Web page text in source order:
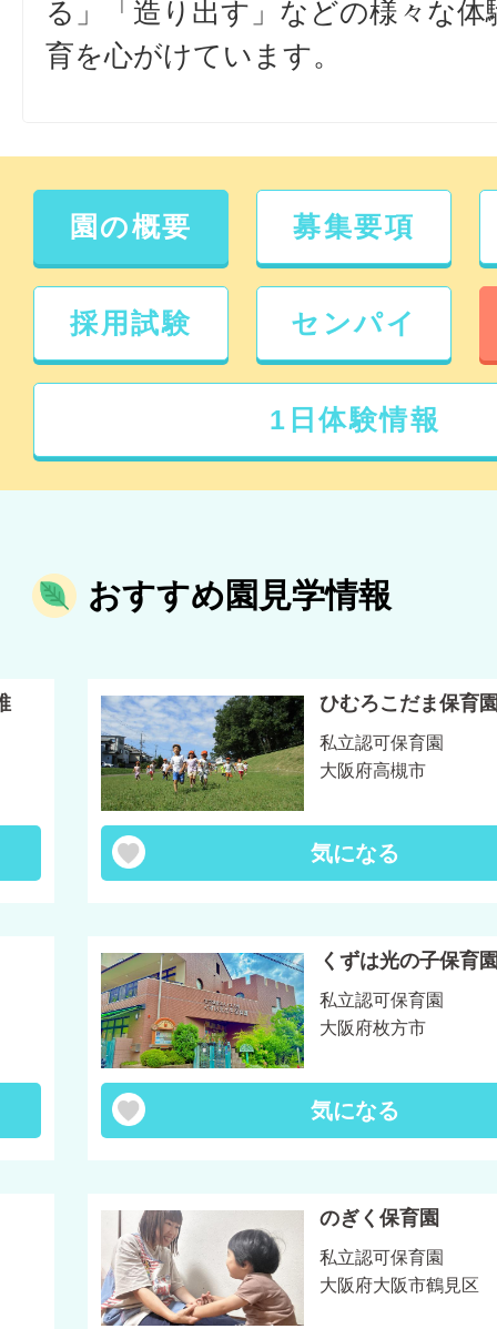
る」「造り出す」などの様々な
育を心がけています。
園の概要 募集要項
採用試験 センパイ
1日体験情報
おすすめ園見学情報
ひむろこだま保育
私立認可保育園
大阪府高槻市
気になる
くずは光の子保育
私立認可保育園
大阪府枚方市
気になる
のぎく保育園
私立認可保育園
大阪府大阪市鶴見区